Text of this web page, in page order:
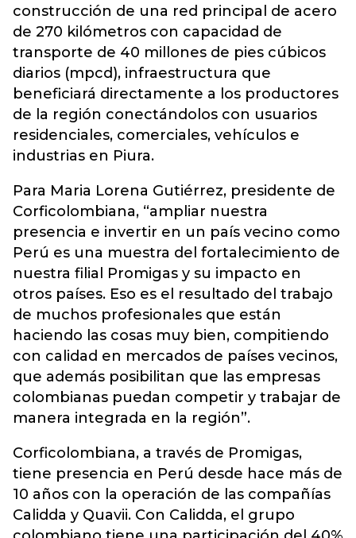
construcción de una red principal de acero
de 270 kilómetros con capacidad de
transporte de 40 millones de pies cúbicos
diarios (mpcd), infraestructura que
beneficiará directamente a los productores
de la región conectándolos con usuarios
residenciales, comerciales, vehículos e
industrias en Piura.
Para Maria Lorena Gutiérrez, presidente de
Corficolombiana, “ampliar nuestra
presencia e invertir en un país vecino como
Perú es una muestra del fortalecimiento de
nuestra filial Promigas y su impacto en
otros países. Eso es el resultado del trabajo
de muchos profesionales que están
haciendo las cosas muy bien, compitiendo
con calidad en mercados de países vecinos,
que además posibilitan que las empresas
colombianas puedan competir y trabajar de
manera integrada en la región”.
Corficolombiana, a través de Promigas,
tiene presencia en Perú desde hace más de
10 años con la operación de las compañías
Calidda y Quavii. Con Calidda, el grupo